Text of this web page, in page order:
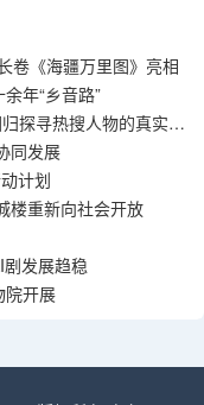
卷《海疆万里图》亮相
年“乡音路”
探寻热搜人物的真实人
同发展
计划
楼重新向社会开放
发展趋稳
院开展